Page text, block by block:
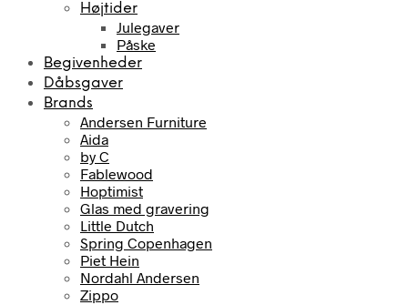
Højtider
Julegaver
Påske
Begivenheder
Dåbsgaver
Brands
Andersen Furniture
Aida
by C
Fablewood
Hoptimist
Glas med gravering
Little Dutch
Spring Copenhagen
Piet Hein
Nordahl Andersen
Zippo